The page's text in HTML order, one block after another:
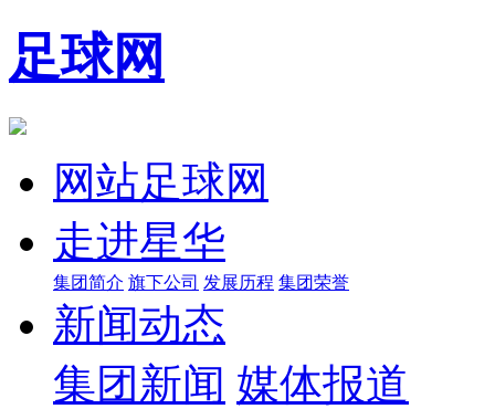
足球网
网站足球网
走进星华
集团简介 旗下公司 发展历程 集团荣誉
新闻动态
集团新闻 媒体报道